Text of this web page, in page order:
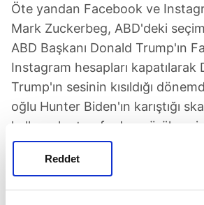
Reddet
Öte yandan Facebook ve
Mark Zuckerbeg, ABD'deki
ABD Başkanı Donald Trump'ın
Instagram hesapları kapatılarak
Trump'ın sesinin kısıldığı
oğlu Hunter Biden'ın karıştığı
kullanıcılar tarafından
engellendiklerini itiraf etmişti.